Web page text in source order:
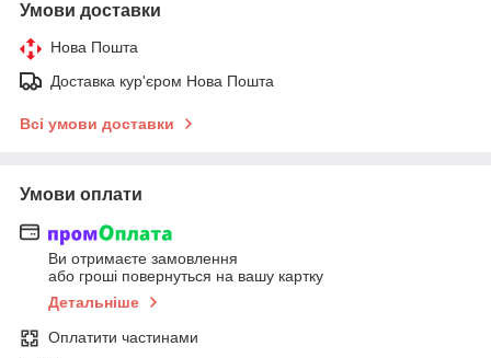
Умови доставки
Нова Пошта
Доставка кур'єром Нова Пошта
Всі умови доставки
Умови оплати
Ви отримаєте замовлення
або гроші повернуться на вашу картку
Детальніше
Оплатити частинами